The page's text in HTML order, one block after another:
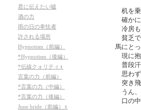
机を乗
確かに
冷房も
貧乏で
馬にと
現に抱
普段汗
思わず
突き飛
うん、
口の中
君に伝えたい嘘
酒の力
雨の日の卑怯者
許される場所
Hypnotism（前編）
*Hypnotism（後編）
*伝線クォリティ♀
言葉の力（前編）
*言葉の力（中編）
*言葉の力（後編）
June bride（前編）♀